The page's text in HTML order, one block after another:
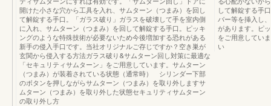
開けた小さな穴から工具を入れ、サムターン（つまみ）を回し
て解錠する手口。「ガラス破り」ガラスを破壊して手を室内側
に入れ、サムターン（つまみ）を回して解錠する手口。ピッキ
ングのような特殊技術が必要ないため今後増加する恐れがある
新手の侵入手口です。当社オリジナルご存じですか？空き巣が
玄関から侵入する方法ガラス破り&サムターン回し対策に最適な
「セキュリティサムターン」をご用意しています。サムターン
（つまみ）が装着されている状態（通常時） シリンダー下部
のボタンを押しながらサムターン（つまみ）を取り外しますサ
ムターン（つまみ）を取り外した状態セキュリティサムターン
の取り外し方
して解錠する手
バー等を挿入し
があります。ピ
をご用意してい
い